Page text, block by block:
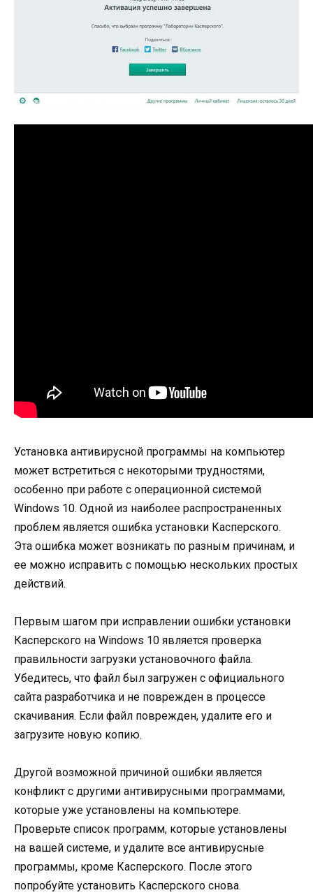
Установка антивирусной программы на компьютер
может встретиться с некоторыми трудностями,
особенно при работе с операционной системой
Windows 10. Одной из наиболее распространенных
проблем является ошибка установки Касперского.
Эта ошибка может возникать по разным причинам, и
ее можно исправить с помощью нескольких простых
действий.
Первым шагом при исправлении ошибки установки
Касперского на Windows 10 является проверка
правильности загрузки установочного файла.
Убедитесь, что файл был загружен с официального
сайта разработчика и не поврежден в процессе
скачивания. Если файл поврежден, удалите его и
загрузите новую копию.
Другой возможной причиной ошибки является
конфликт с другими антивирусными программами,
которые уже установлены на компьютере.
Проверьте список программ, которые установлены
на вашей системе, и удалите все антивирусные
программы, кроме Касперского. После этого
попробуйте установить Касперского снова.